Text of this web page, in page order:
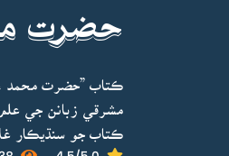
حضرت
ڪتاب ”حضرت محمد
مشرقي زبانن جي
ڪتاب جو سنڌيڪار
4.5/5.0